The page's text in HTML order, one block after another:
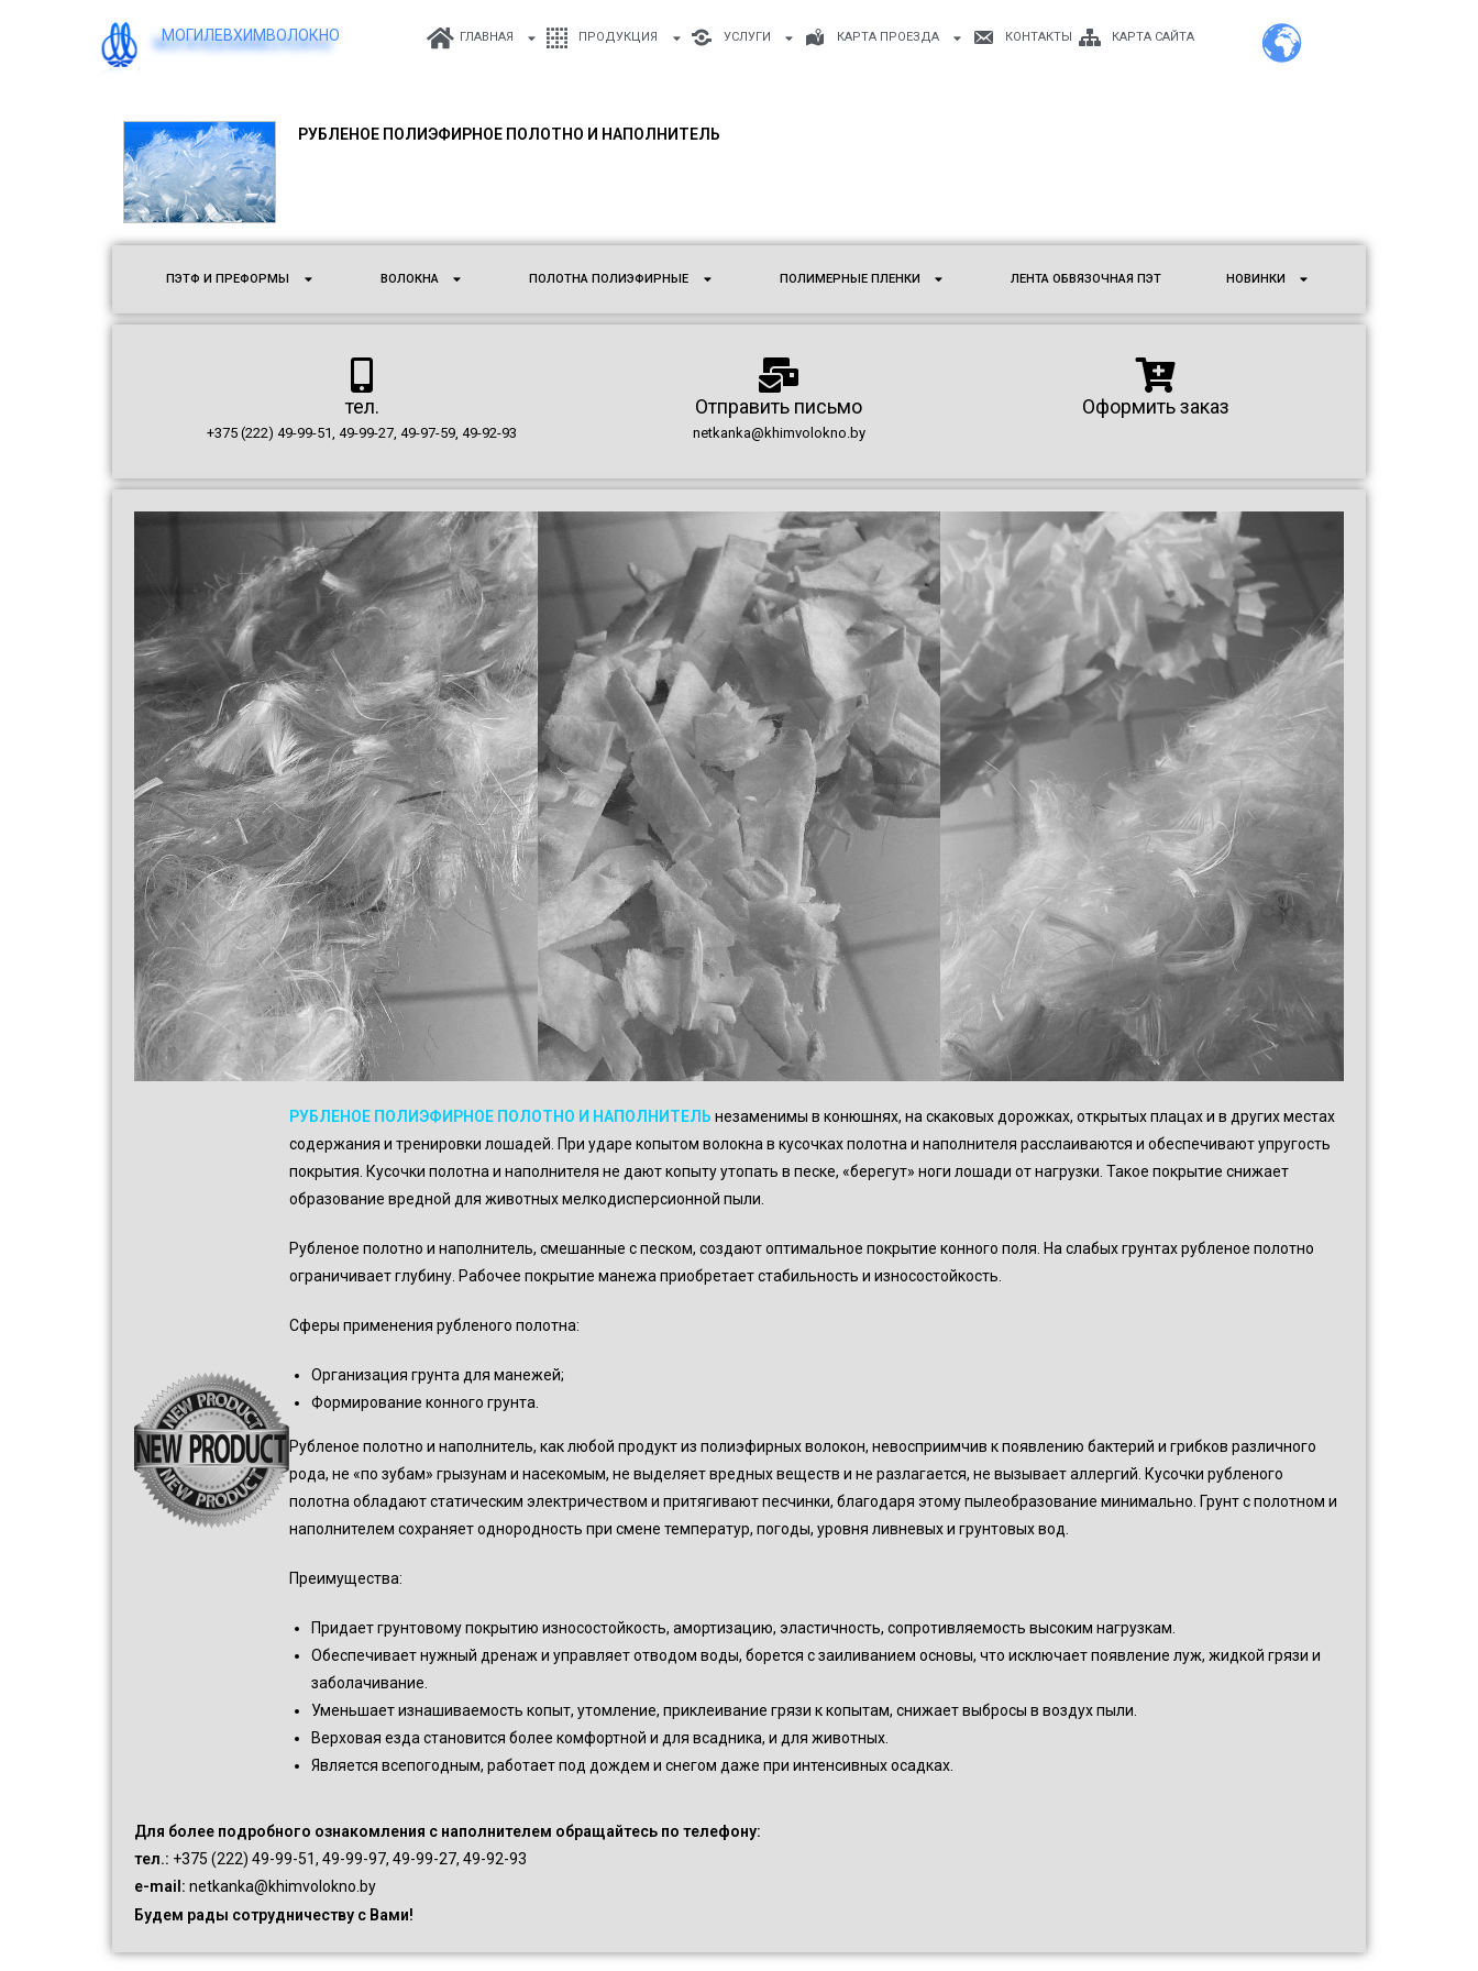
МОГИЛЕВХИМВОЛОКНО ГЛАВНАЯ ПРОДУКЦИЯ УСЛУГИ КАРТА ПРОЕЗДА КОНТАКТЫ КАРТА САЙТА
РУБЛЕНОЕ ПОЛИЭФИРНОЕ ПОЛОТНО И НАПОЛНИТЕЛЬ
ПЭТФ И ПРЕФОРМЫ ВОЛОКНА ПОЛОТНА ПОЛИЭФИРНЫЕ ПОЛИМЕРНЫЕ ПЛЕНКИ ЛЕНТА ОБВЯЗОЧНАЯ ПЭТ НОВИНКИ
тел.
+375 (222) 49-99-51, 49-99-27, 49-97-59, 49-92-93
Отправить письмо
netkanka@khimvolokno.by
Оформить заказ
РУБЛЕНОЕ ПОЛИЭФИРНОЕ ПОЛОТНО И НАПОЛНИТЕЛЬ незаменимы в конюшнях, на скаковых дорожках, открытых плацах и в других местах
содержания и тренировки лошадей. При ударе копытом волокна в кусочках полотна и наполнителя расслаиваются и обеспечивают упругость
покрытия. Кусочки полотна и наполнителя не дают копыту утопать в песке, «берегут» ноги лошади от нагрузки. Такое покрытие снижает
образование вредной для животных мелкодисперсионной пыли.
Рубленое полотно и наполнитель, смешанные с песком, создают оптимальное покрытие конного поля. На слабых грунтах рубленое полотно
ограничивает глубину. Рабочее покрытие манежа приобретает стабильность и износостойкость.
Сферы применения рубленого полотна:
Организация грунта для манежей;
Формирование конного грунта.
Рубленое полотно и наполнитель, как любой продукт из полиэфирных волокон, невосприимчив к появлению бактерий и грибков различного
рода, не «по зубам» грызунам и насекомым, не выделяет вредных веществ и не разлагается, не вызывает аллергий. Кусочки рубленого
полотна обладают статическим электричеством и притягивают песчинки, благодаря этому пылеобразование минимально. Грунт с полотном и
наполнителем сохраняет однородность при смене температур, погоды, уровня ливневых и грунтовых вод.
Преимущества:
Придает грунтовому покрытию износостойкость, амортизацию, эластичность, сопротивляемость высоким нагрузкам.
Обеспечивает нужный дренаж и управляет отводом воды, борется с заиливанием основы, что исключает появление луж, жидкой грязи и
заболачивание.
Уменьшает изнашиваемость копыт, утомление, приклеивание грязи к копытам, снижает выбросы в воздух пыли.
Верховая езда становится более комфортной и для всадника, и для животных.
Является всепогодным, работает под дождем и снегом даже при интенсивных осадках.
Для более подробного ознакомления с наполнителем обращайтесь по телефону:
тел.: +375 (222) 49-99-51, 49-99-97, 49-99-27, 49-92-93
e-mail: netkanka@khimvolokno.by
Будем рады сотрудничеству с Вами!